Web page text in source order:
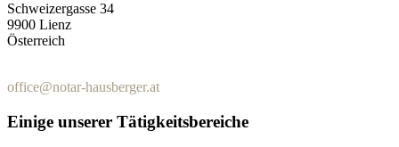
Schweizergasse 34
9900 Lienz
Österreich
office@notar-hausberger.at
Einige unserer Tätigkeitsbereiche